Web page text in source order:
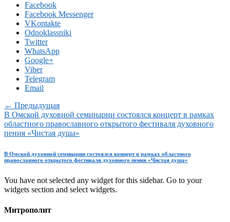
Facebook
Facebook Messenger
VKontakte
Odnoklassniki
Twitter
WhatsApp
Google+
Viber
Telegram
Email
← Предыдущая
В Омской духовной семинарии состоялся концерт в рамках
областного православного открытого фестиваля духовного
пения «Чистая душа»
В Омской духовной семинарии состоялся концерт в рамках областного
православного открытого фестиваля духовного пения «Чистая душа»
You have not selected any widget for this sidebar. Go to your
widgets section and select widgets.
Митрополит